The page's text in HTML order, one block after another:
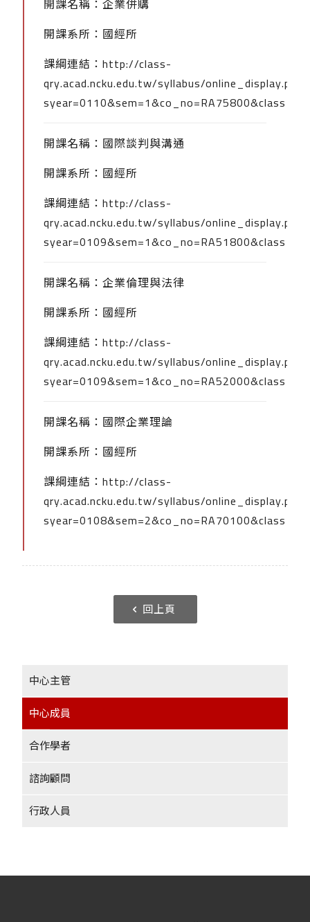
開課名稱：企業併購
開課系所：國經所
課綱連結：http://class-
qry.acad.ncku.edu.tw/syllabus/online_display.php?
開課名稱：國際談判與溝通
開課系所：國經所
課綱連結：http://class-
qry.acad.ncku.edu.tw/syllabus/online_display.php?
開課名稱：企業倫理與法律
開課系所：國經所
課綱連結：http://class-
qry.acad.ncku.edu.tw/syllabus/online_display.php?
開課名稱：國際企業理論
開課系所：國經所
課綱連結：http://class-
qry.acad.ncku.edu.tw/syllabus/online_display.php?
回上頁
中心主管
中心成員
合作學者
諮詢顧問
行政人員